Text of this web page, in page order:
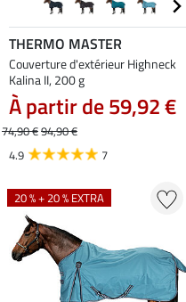
THERMO MASTER
Couverture d'extérieur Highneck
Kalina II, 200 g
À partir de 59,92 €
74,90 €94,90 €
4.9
7
20 % + 20 % EXTRA